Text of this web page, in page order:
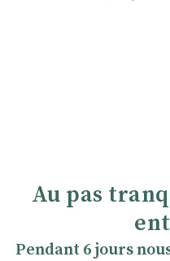
Au pas
Pendant 6 jours